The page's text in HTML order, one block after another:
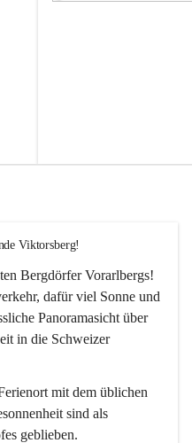
Viktorsberg!
Bergdörfer Vorarlbergs!
dafür viel Sonne und
Panoramasicht über
in die Schweizer
mit dem üblichen
sind als
geblieben.